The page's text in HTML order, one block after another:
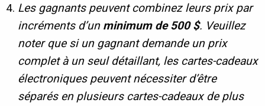
Les gagnants peuvent combinez leurs prix par
incréments d’un minimum de 500 $. Veuillez
noter que si un gagnant demande un prix
complet à un seul détaillant, les cartes-cadeaux
électroniques peuvent nécessiter d’être
séparés en plusieurs cartes-cadeaux de plus